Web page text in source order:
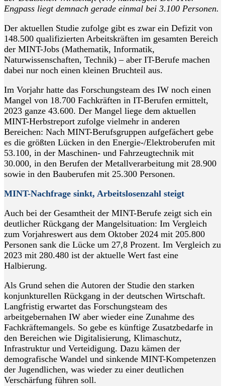
Engpass liegt demnach gerade einmal bei 3.100 Personen.
Der aktuellen Studie zufolge gibt es zwar ein Defizit von
148.500 qualifizierten Arbeitskräften im gesamten Bereich
der MINT-Jobs (Mathematik, Informatik,
Naturwissenschaften, Technik) – aber IT-Berufe machen
dabei nur noch einen kleinen Bruchteil aus.
Im Vorjahr hatte das Forschungsteam des IW noch einen
Mangel von 18.700 Fachkräften in IT-Berufen ermittelt,
2023 ganze 43.600. Der Mangel liege dem aktuellen
MINT-Herbstreport zufolge vielmehr in anderen
Bereichen: Nach MINT-Berufsgruppen aufgefächert gebe
es die größten Lücken in den Energie-/Elektroberufen mit
53.100, in der Maschinen- und Fahrzeugtechnik mit
30.000, in den Berufen der Metallverarbeitung mit 28.900
sowie in den Bauberufen mit 25.300 Personen.
MINT-Nachfrage sinkt, Arbeitslosenzahl steigt
Auch bei der Gesamtheit der MINT-Berufe zeigt sich ein
deutlicher Rückgang der Mangelsituation: Im Vergleich
zum Vorjahreswert aus dem Oktober 2024 mit 205.800
Personen sank die Lücke um 27,8 Prozent. Im Vergleich zu
2023 mit 280.480 ist der aktuelle Wert fast eine
Halbierung.
Als Grund sehen die Autoren der Studie den starken
konjunkturellen Rückgang in der deutschen Wirtschaft.
Langfristig erwartet das Forschungsteam des
arbeitgebernahen IW aber wieder eine Zunahme des
Fachkräftemangels. So gebe es künftige Zusatzbedarfe in
den Bereichen wie Digitalisierung, Klimaschutz,
Infrastruktur und Verteidigung. Dazu kämen der
demografische Wandel und sinkende MINT-Kompetenzen
der Jugendlichen, was wieder zu einer deutlichen
Verschärfung führen soll.